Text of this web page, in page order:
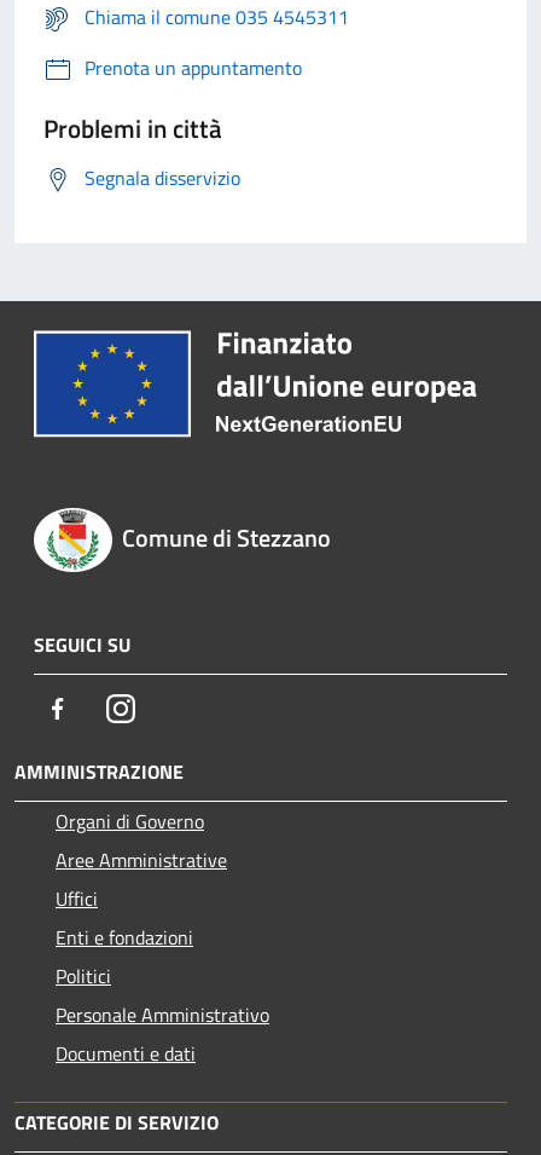
Chiama il comune 035 4545311
Prenota un appuntamento
Problemi in città
Segnala disservizio
Comune di Stezzano
SEGUICI SU
FacebookInstagram
AMMINISTRAZIONE
Organi di Governo
Aree Amministrative
Uffici
Enti e fondazioni
Politici
Personale Amministrativo
Documenti e dati
CATEGORIE DI SERVIZIO